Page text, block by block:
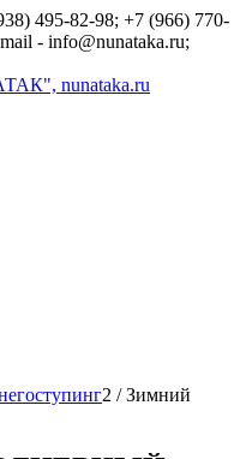
495-82-98; +7 (966) 770-
- info@nunataka.ru;
2 / Зимний